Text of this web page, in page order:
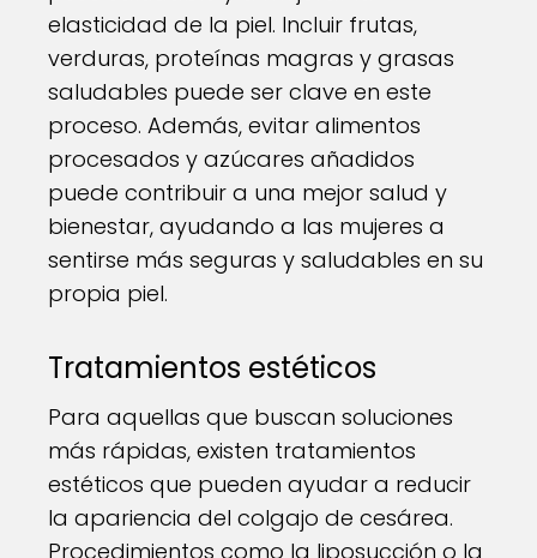
elasticidad de la piel. Incluir frutas,
verduras, proteínas magras y grasas
saludables puede ser clave en este
proceso. Además, evitar alimentos
procesados y azúcares añadidos
puede contribuir a una mejor salud y
bienestar, ayudando a las mujeres a
sentirse más seguras y saludables en su
propia piel.
Tratamientos estéticos
Para aquellas que buscan soluciones
más rápidas, existen tratamientos
estéticos que pueden ayudar a reducir
la apariencia del colgajo de cesárea.
Procedimientos como la liposucción o la